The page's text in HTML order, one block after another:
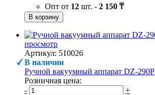
Опт от 12 шт. - 2 150 ₸
В корзину
просмотр
Артикул: 510026
В наличии
Ручной вакуумный аппарат DZ-290P
Розничная цена:
-
+